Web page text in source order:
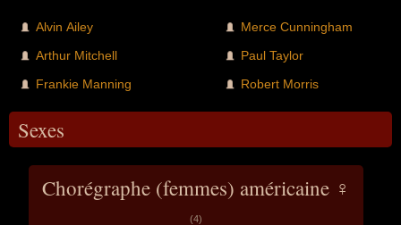
Alvin Ailey
Arthur Mitchell
Frankie Manning
Merce Cunningham
Paul Taylor
Robert Morris
Sexes
Chorégraphe (femmes) américaine ♀
(4)